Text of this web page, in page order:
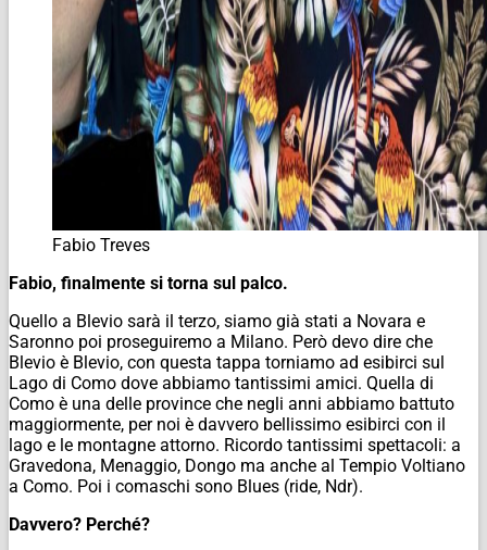
Fabio Treves
Fabio, finalmente si torna sul palco.
Quello a Blevio sarà il terzo, siamo già stati a Novara e
Saronno poi proseguiremo a Milano. Però devo dire che
Blevio è Blevio, con questa tappa torniamo ad esibirci sul
Lago di Como dove abbiamo tantissimi amici. Quella di
Como è una delle province che negli anni abbiamo battuto
maggiormente, per noi è davvero bellissimo esibirci con il
lago e le montagne attorno. Ricordo tantissimi spettacoli: a
Gravedona, Menaggio, Dongo ma anche al Tempio Voltiano
a Como. Poi i comaschi sono Blues (ride, Ndr).
Davvero? Perché?